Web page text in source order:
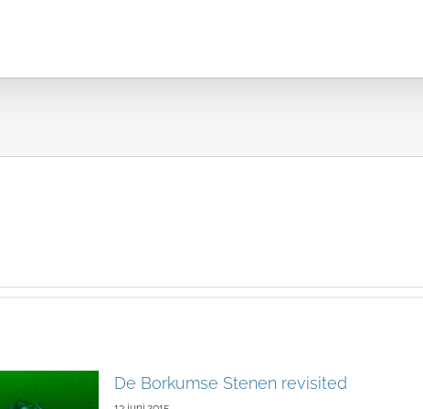
De Borkumse Stenen revisited